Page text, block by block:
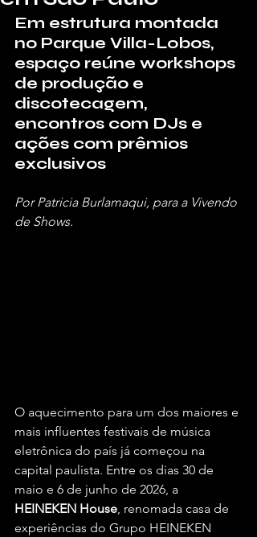
Em estrutura montada
no Parque Villa-Lobos,
espaço reúne workshops
de produção e
discotecagem,
encontros com DJs e
ações com prêmios
exclusivos
Por Patricia Burlamaqui, para a Vivendo
de Shows.
O aquecimento para um dos maiores e
mais influentes festivais de música
eletrônica do país já começou na
capital paulista. Entre os dias 30 de
maio e 6 de junho de 2026, a
HEINEKEN House, renomada casa de
experiências do Grupo HEINEKEN